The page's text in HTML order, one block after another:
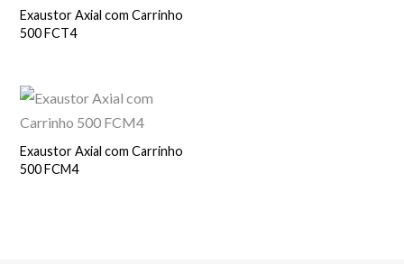
Exaustor Axial com Carrinho
500 FCT4
Exaustor Axial com Carrinho
500 FCM4